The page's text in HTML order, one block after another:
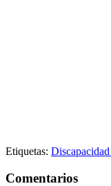
Etiquetas:
Comentarios